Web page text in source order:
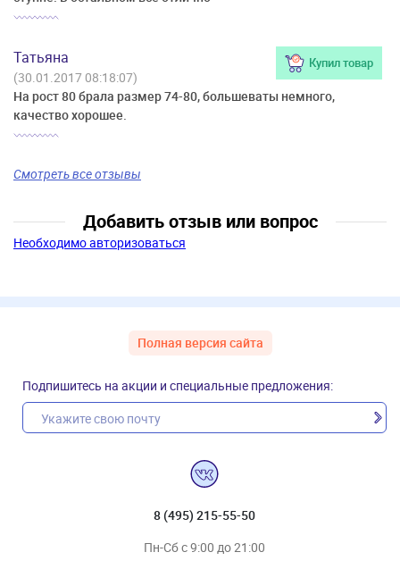
Татьяна Купил товар
(30.01.2017 08:18:07)
На рост 80 брала размер 74-80, большеваты немного,
качество хорошее.
Смотреть все отзывы
Добавить отзыв или вопрос
Необходимо авторизоваться
Полная версия сайта
Подпишитесь на акции и специальные предложения:
8 (495) 215-55-50
Пн-Сб с 9:00 до 21:00